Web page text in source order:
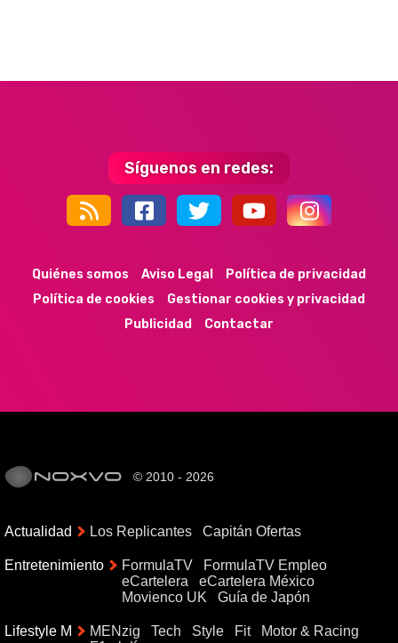
Síguenos en redes:
Quiénes somos Aviso Legal
Política de privacidad
Política de cookies
Gestionar cookies y privacidad
Publicidad
Contactar
© 2010 - 2026
Actualidad Los Replicantes Capitán Ofertas
Entretenimiento FormulaTV
FormulaTV Empleo
eCartelera
eCartelera México
Movienco UK
Guía de Japón
Lifestyle M MENzig Tech Style Fit
Motor & Racing